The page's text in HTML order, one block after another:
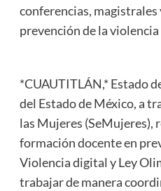
conferencias, magistrales
prevención de la violencia
*CUAUTITLÁN,* Estado
del Estado de México, a
las Mujeres (SeMujeres),
formación docente en
Violencia digital y Ley
trabajar de manera